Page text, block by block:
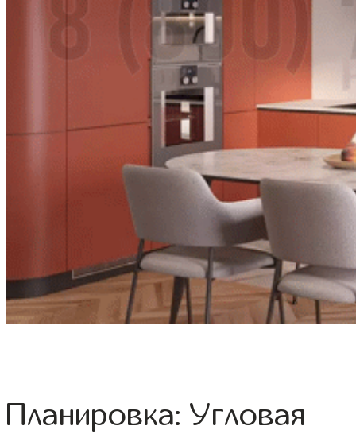
Планировка: Угловая